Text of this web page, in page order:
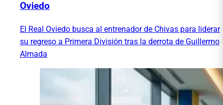
Oviedo
El Real Oviedo busca al entrenador de Chivas para liderar
su regreso a Primera División tras la derrota de Guillermo
Almada